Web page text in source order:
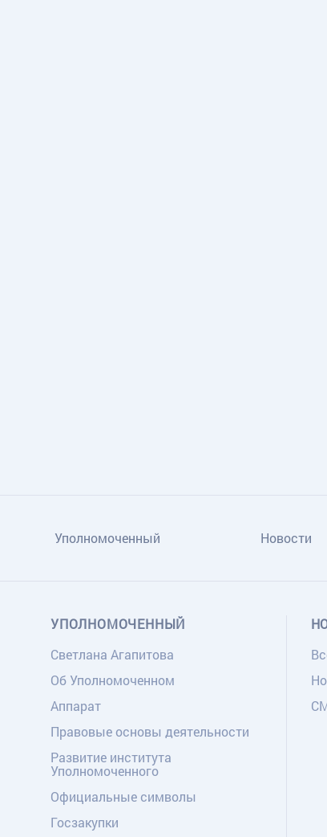
Уполномоченный Новости
УПОЛНОМОЧЕННЫЙ
Светлана Агапитова
Об Уполномоченном
Аппарат
Правовые основы деятельности
Развитие института
Уполномоченного
Официальные символы
Госзакупки